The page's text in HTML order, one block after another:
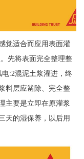
觉适合而应用表面灌
先将表面完全整理整
:2混泥土浆灌进，终
料层应凿除、完全整
主要是立即在原灌浆
天的湿保养，以后用